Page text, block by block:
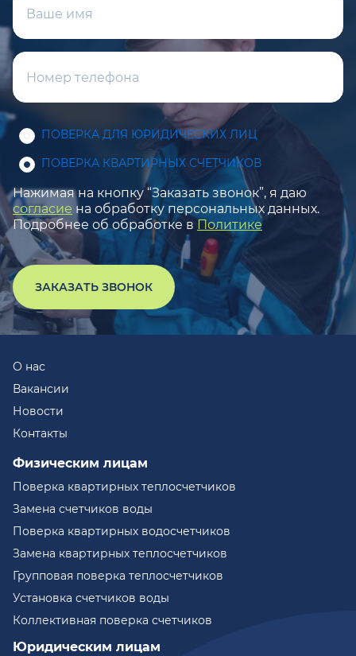
ПОВЕРКА ДЛЯ ЮРИДИЧЕСКИХ ЛИЦ
ПОВЕРКА КВАРТИРНЫХ СЧЕТЧИКОВ
Нажимая на кнопку “Заказать звонок”, я даю
согласие на обработку персональных данных.
Подробнее об обработке в Политике
ЗАКАЗАТЬ ЗВОНОК
О нас
Вакансии
Новости
Контакты
Физическим лицам
Поверка квартирных теплосчетчиков
Замена счетчиков воды
Поверка квартирных водосчетчиков
Замена квартирных теплосчетчиков
Групповая поверка теплосчетчиков
Установка счетчиков воды
Коллективная поверка счетчиков
Юридическим лицам